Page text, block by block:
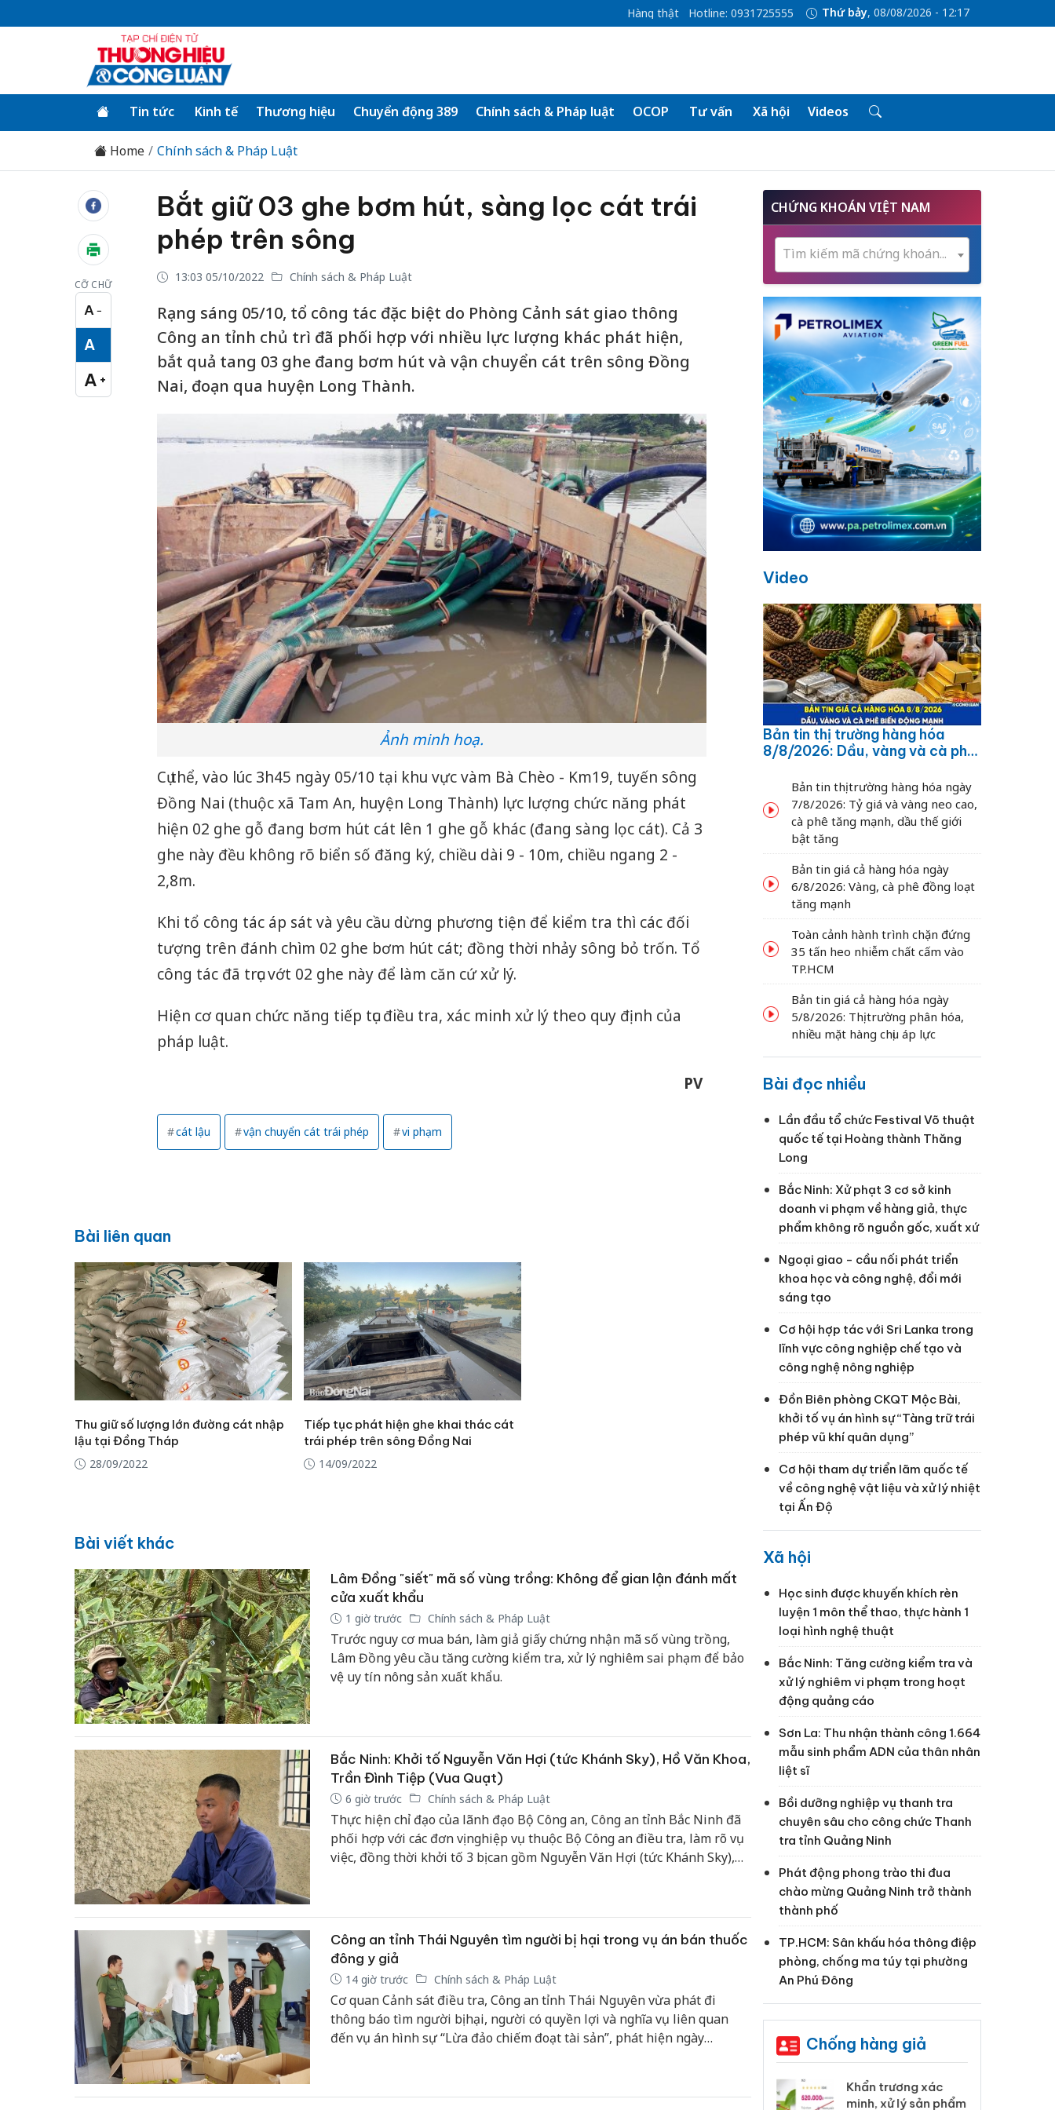
Hàng thật Hotline: 0931725555 Thứ bảy, 08/08/2026 - 12:17
Tin tức Kinh tế Thương hiệu Chuyển động 389 Chính sách & Pháp luật OCOP Tư vấn Xã hội Videos
Home Chính sách & Pháp Luật
CỠ CHỮ
A −
Cỡ chữ nhỏ
A
Cỡ chữ vừa
A +
Cỡ chữ lớn
Bắt giữ 03 ghe bơm hút, sàng lọc cát trái
phép trên sông
13:03 05/10/2022 Chính sách & Pháp Luật
Rạng sáng 05/10, tổ công tác đặc biệt do Phòng Cảnh sát giao thông
Công an tỉnh chủ trì đã phối hợp với nhiều lực lượng khác phát hiện,
bắt quả tang 03 ghe đang bơm hút và vận chuyển cát trên sông Đồng
Nai, đoạn qua huyện Long Thành.
Ảnh minh hoạ.
Cụ thể, vào lúc 3h45 ngày 05/10 tại khu vực vàm Bà Chèo - Km19, tuyến sông
Đồng Nai (thuộc xã Tam An, huyện Long Thành) lực lượng chức năng phát
hiện 02 ghe gỗ đang bơm hút cát lên 1 ghe gỗ khác (đang sàng lọc cát). Cả 3
ghe này đều không rõ biển số đăng ký, chiều dài 9 - 10m, chiều ngang 2 -
2,8m.
Khi tổ công tác áp sát và yêu cầu dừng phương tiện để kiểm tra thì các đối
tượng trên đánh chìm 02 ghe bơm hút cát; đồng thời nhảy sông bỏ trốn. Tổ
công tác đã trục vớt 02 ghe này để làm căn cứ xử lý.
Hiện cơ quan chức năng tiếp tục điều tra, xác minh xử lý theo quy định của
pháp luật.
PV
cát lậu vận chuyển cát trái phép vi phạm
Bài liên quan
Thu giữ số lượng lớn đường cát nhập
lậu tại Đồng Tháp
28/09/2022
Tiếp tục phát hiện ghe khai thác cát
trái phép trên sông Đồng Nai
14/09/2022
Bài viết khác
Lâm Đồng "siết" mã số vùng trồng: Không để gian lận đánh mất
cửa xuất khẩu
1 giờ trước Chính sách & Pháp Luật
Trước nguy cơ mua bán, làm giả giấy chứng nhận mã số vùng trồng,
Lâm Đồng yêu cầu tăng cường kiểm tra, xử lý nghiêm sai phạm để bảo
vệ uy tín nông sản xuất khẩu.
Bắc Ninh: Khởi tố Nguyễn Văn Hợi (tức Khánh Sky), Hồ Văn Khoa,
Trần Đình Tiệp (Vua Quạt)
6 giờ trước Chính sách & Pháp Luật
Thực hiện chỉ đạo của lãnh đạo Bộ Công an, Công an tỉnh Bắc Ninh đã
phối hợp với các đơn vị nghiệp vụ thuộc Bộ Công an điều tra, làm rõ vụ
việc, đồng thời khởi tố 3 bị can gồm Nguyễn Văn Hợi (tức Khánh Sky),
xâm phạm quyền và lợi ích hợp pháp của tổ chức, cá nhân.
Công an tỉnh Thái Nguyên tìm người bị hại trong vụ án bán thuốc
đông y giả
14 giờ trước Chính sách & Pháp Luật
Cơ quan Cảnh sát điều tra, Công an tỉnh Thái Nguyên vừa phát đi
thông báo tìm người bị hại, người có quyền lợi và nghĩa vụ liên quan
đến vụ án hình sự “Lừa đảo chiếm đoạt tài sản”, phát hiện ngày
CHỨNG KHOÁN VIỆT NAM
Tìm kiếm mã chứng khoán...
Video
Bản tin thị trường hàng hóa
8/8/2026: Dầu, vàng và cà phê
Bản tin thị trường hàng hóa ngày
7/8/2026: Tỷ giá và vàng neo cao,
cà phê tăng mạnh, dầu thế giới
bật tăng
Bản tin giá cả hàng hóa ngày
6/8/2026: Vàng, cà phê đồng loạt
tăng mạnh
Toàn cảnh hành trình chặn đứng
35 tấn heo nhiễm chất cấm vào
TP.HCM
Bản tin giá cả hàng hóa ngày
5/8/2026: Thị trường phân hóa,
nhiều mặt hàng chịu áp lực
Bài đọc nhiều
Lần đầu tổ chức Festival Võ thuật
quốc tế tại Hoàng thành Thăng
Long
Bắc Ninh: Xử phạt 3 cơ sở kinh
doanh vi phạm về hàng giả, thực
phẩm không rõ nguồn gốc, xuất xứ
Ngoại giao - cầu nối phát triển
khoa học và công nghệ, đổi mới
sáng tạo
Cơ hội hợp tác với Sri Lanka trong
lĩnh vực công nghiệp chế tạo và
công nghệ nông nghiệp
Đồn Biên phòng CKQT Mộc Bài,
khởi tố vụ án hình sự “Tàng trữ trái
phép vũ khí quân dụng”
Cơ hội tham dự triển lãm quốc tế
về công nghệ vật liệu và xử lý nhiệt
tại Ấn Độ
Xã hội
Học sinh được khuyến khích rèn
luyện 1 môn thể thao, thực hành 1
loại hình nghệ thuật
Bắc Ninh: Tăng cường kiểm tra và
xử lý nghiêm vi phạm trong hoạt
động quảng cáo
Sơn La: Thu nhận thành công 1.664
mẫu sinh phẩm ADN của thân nhân
liệt sĩ
Bồi dưỡng nghiệp vụ thanh tra
chuyên sâu cho công chức Thanh
tra tỉnh Quảng Ninh
Phát động phong trào thi đua
chào mừng Quảng Ninh trở thành
thành phố
TP.HCM: Sân khấu hóa thông điệp
phòng, chống ma túy tại phường
An Phú Đông
Chống hàng giả
Khẩn trương xác
minh, xử lý sản phẩm